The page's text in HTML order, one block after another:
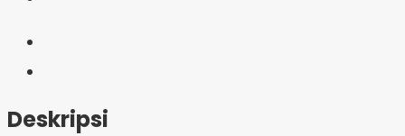
Deskripsi